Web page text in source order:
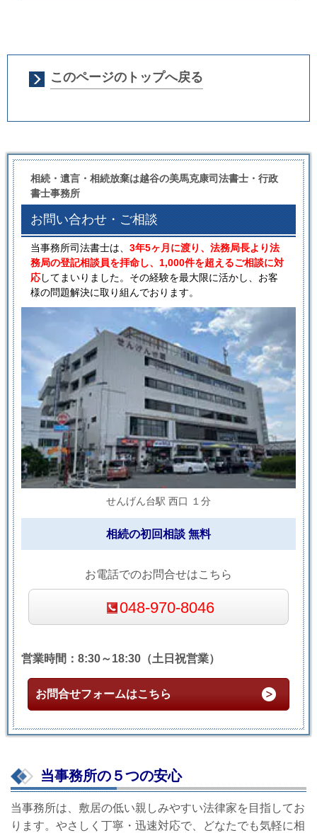
このページのトップへ戻る
相続・遺言・相続放棄は越谷の美馬克康司法書士・行政
書士事務所
お問い合わせ・ご相談
当事務所司法書士は、 3年5ヶ月に渡り、法務局長より法
務局の登記相談員を拝命し、1,000件を超えるご相談に対
応してまいりました。その経験を最大限に活かし、お客
様の問題解決に取り組んでおります。
せんげん台駅 西口 １分
相続の初回相談 無料
お電話でのお問合せはこちら
048-970-8046
営業時間：8:30～18:30（土日祝営業）
お問合せフォームはこちら
当事務所の５つの安心
当事務所は、敷居の低い親しみやすい法律家を目指してお
ります。やさしく丁寧・迅速対応で、どなたでも気軽に相